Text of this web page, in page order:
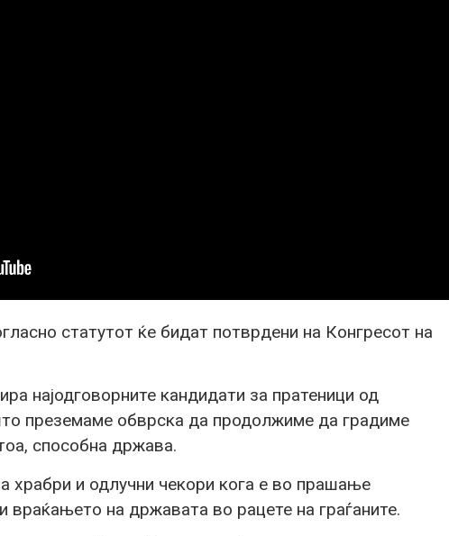
статутот ќе бидат потврдени на Конгресот на
најодговорните кандидати за пратеници од
преземаме обврска да продолжиме да градиме
способна држава.
и одлучни чекори кога е во прашање
враќањето на државата во рацете на граѓаните.